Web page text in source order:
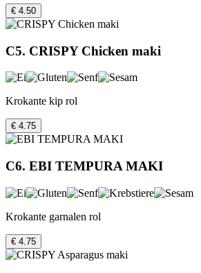
€ 4.50
C5. CRISPY Chicken maki
Krokante kip rol
€ 4.75
C6. EBI TEMPURA MAKI
Krokante garnalen rol
€ 4.75